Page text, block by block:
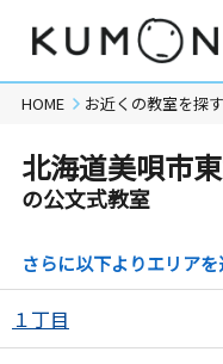
HOME お近くの教室を探す
北海道美唄市
の公文式教室
さらに以下よりエリアを
１丁目